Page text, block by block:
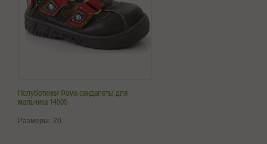
Полуботинки Фома сандалеты для
мальчика 14505
Размеры: 20